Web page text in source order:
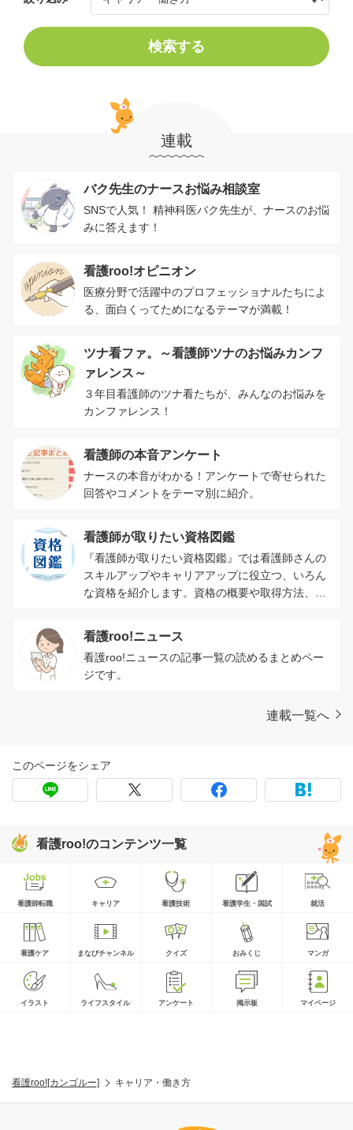
検索する
連載
バク先生のナースお悩み相談室
SNSで人気！ 精神科医バク先生が、ナースのお悩
みに答えます！
看護roo!オピニオン
医療分野で活躍中のプロフェッショナルたちによ
る、面白くってためになるテーマが満載！
ツナ看ファ。～看護師ツナのお悩みカンフ
ァレンス～
３年目看護師のツナ看たちが、みんなのお悩みを
カンファレンス！
看護師の本音アンケート
ナースの本音がわかる！アンケートで寄せられた
回答やコメントをテーマ別に紹介。
看護師が取りたい資格図鑑
『看護師が取りたい資格図鑑』では看護師さんの
スキルアップやキャリアアップに役立つ、いろん
な資格を紹介します。資格の概要や取得方法、資
看護roo!ニュース
看護roo!ニュースの記事一覧の読めるまとめペー
ジです。
連載一覧へ
このページをシェア
看護roo!のコンテンツ一覧
看護師転職 キャリア 看護技術 看護学生・国試 就活
看護ケア まなびチャンネル クイズ おみくじ マンガ
イラスト ライフスタイル アンケート 掲示板 マイページ
看護roo![カンゴルー] キャリア・働き方